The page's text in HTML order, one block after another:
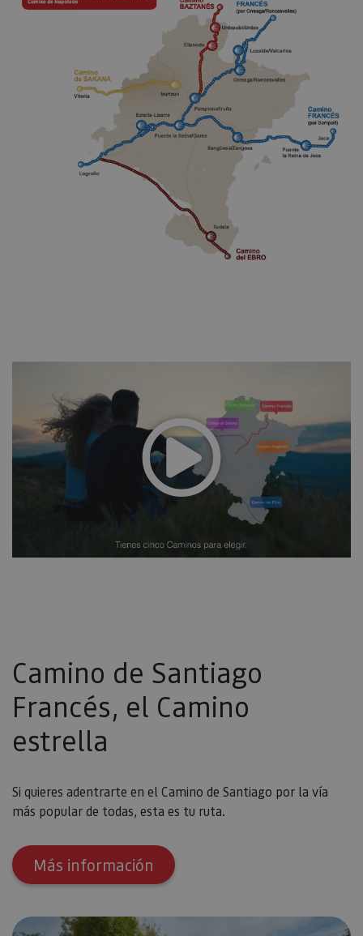
Camino de Santiago
Francés, el Camino
estrella
Si quieres adentrarte en el Camino de Santiago por la vía
más popular de todas, esta es tu ruta.
Más información